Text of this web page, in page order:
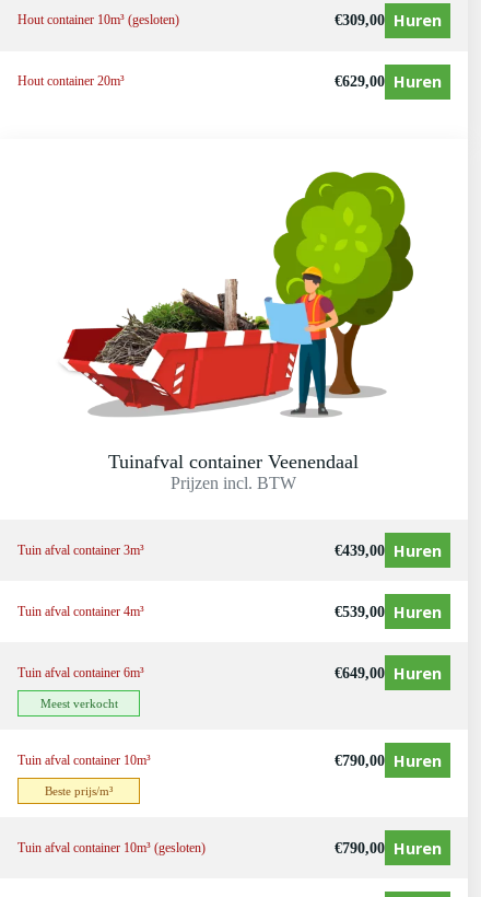
Hout container 10m³ (gesloten) €309,00 Huren
Hout container 20m³ €629,00 Huren
Tuinafval container Veenendaal
Prijzen incl. BTW
Tuin afval container 3m³ €439,00 Huren
Tuin afval container 4m³ €539,00 Huren
Tuin afval container 6m³ €649,00 Huren
Meest verkocht
Tuin afval container 10m³ €790,00 Huren
Beste prijs/m³
Tuin afval container 10m³ (gesloten) €790,00 Huren